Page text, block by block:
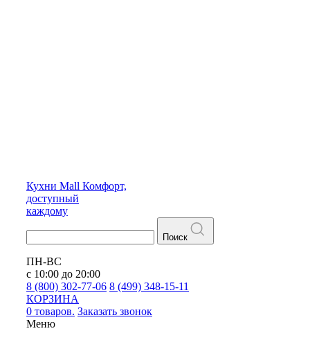
Кухни Mall Комфорт,
доступный
каждому
Поиск
ПН-ВС
с 10:00 до 20:00
8 (800) 302-77-06 8 (499) 348-15-11
КОРЗИНА
0 товаров. Заказать звонок
Меню